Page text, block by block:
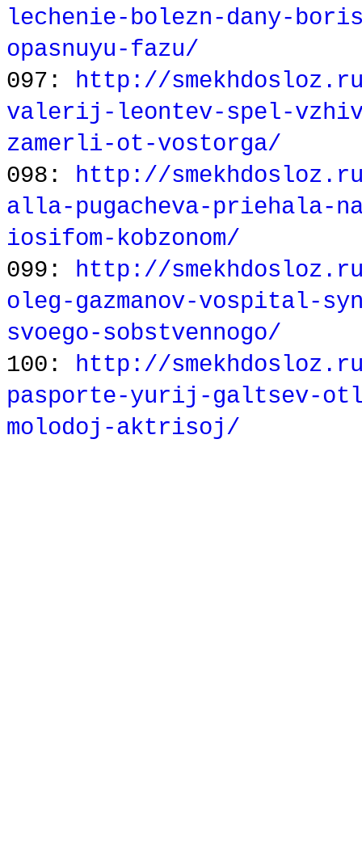
lechenie-bolezn-dany-
opasnuyu-fazu/
097: http://
valerij-leontev-spel-
zamerli-ot-vostorga/
098: http://
alla-pugacheva-priehala-
iosifom-kobzonom/
099: http://
oleg-gazmanov-vospital-
svoego-sobstvennogo/
100: http://
pasporte-yurij-galtsev-
molodoj-aktrisoj/